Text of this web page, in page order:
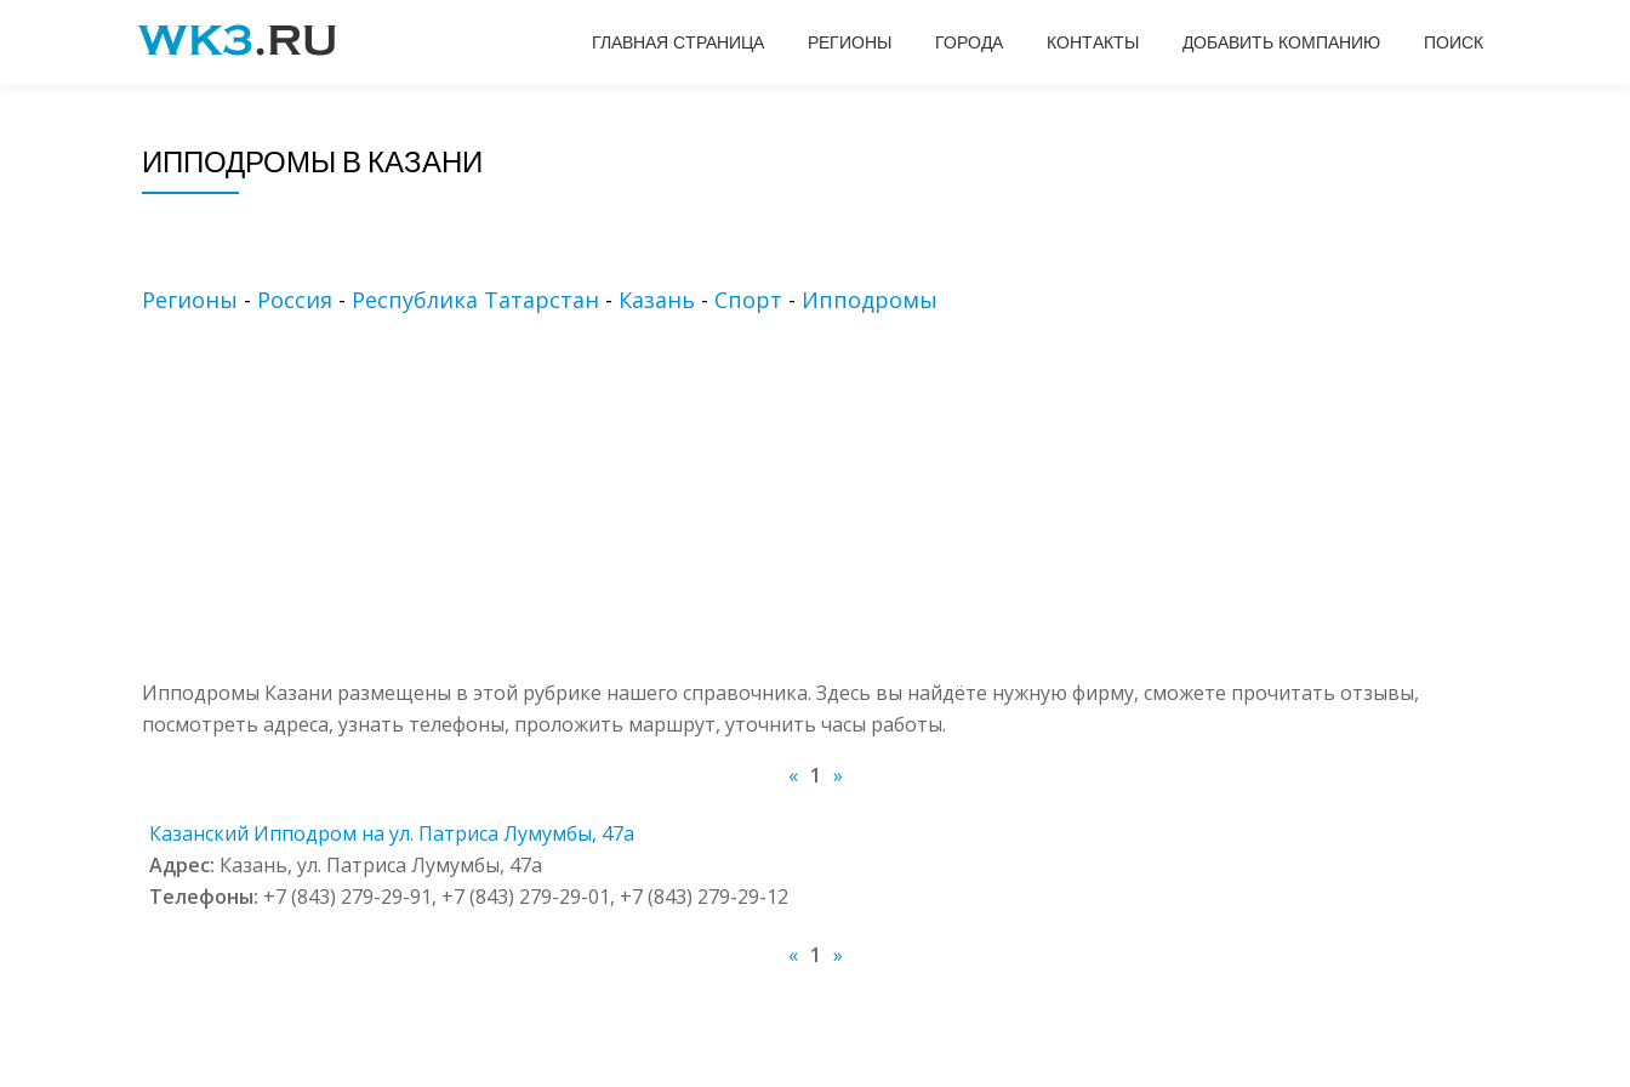
ГЛАВНАЯ СТРАНИЦА РЕГИОНЫ ГОРОДА КОНТАКТЫ ДОБАВИТЬ КОМПАНИЮ ПОИСК
ИППОДРОМЫ В КАЗАНИ
Регионы - Россия - Республика Татарстан - Казань - Спорт - Ипподромы
Ипподромы Казани размещены в этой рубрике нашего справочника. Здесь вы найдёте нужную фирму, сможете прочитать отзывы,
посмотреть адреса, узнать телефоны, проложить маршрут, уточнить часы работы.
« 1 »
Казанский Ипподром на ул. Патриса Лумумбы, 47а
Адрес: Казань, ул. Патриса Лумумбы, 47а
Телефоны: +7 (843) 279-29-91, +7 (843) 279-29-01, +7 (843) 279-29-12
« 1 »